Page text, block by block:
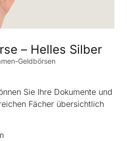
– Helles Silber
Geldbörsen
Sie Ihre Dokumente und
Fächer übersichtlich